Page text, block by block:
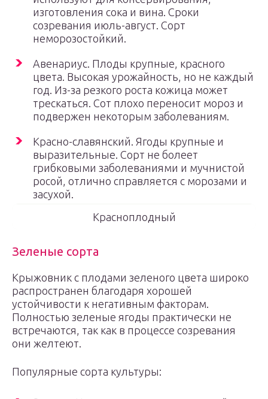
изготовления сока и вина. Сроки
созревания июль-август. Сорт
неморозостойкий.
Авенариус. Плоды крупные, красного
цвета. Высокая урожайность, но не каждый
год. Из-за резкого роста кожица может
трескаться. Сот плохо переносит мороз и
подвержен некоторым заболеваниям.
Красно-славянский. Ягоды крупные и
выразительные. Сорт не болеет
грибковыми заболеваниями и мучнистой
росой, отлично справляется с морозами и
засухой.
Красноплодный
Зеленые сорта
Крыжовник с плодами зеленого цвета широко
распространен благодаря хорошей
устойчивости к негативным факторам.
Полностью зеленые ягоды практически не
встречаются, так как в процессе созревания
они желтеют.
Популярные сорта культуры: